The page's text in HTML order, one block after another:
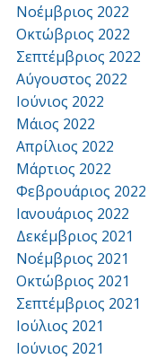
Νοέμβριος 2022
Οκτώβριος 2022
Σεπτέμβριος 2022
Αύγουστος 2022
Ιούνιος 2022
Μάιος 2022
Απρίλιος 2022
Μάρτιος 2022
Φεβρουάριος 2022
Ιανουάριος 2022
Δεκέμβριος 2021
Νοέμβριος 2021
Οκτώβριος 2021
Σεπτέμβριος 2021
Ιούλιος 2021
Ιούνιος 2021